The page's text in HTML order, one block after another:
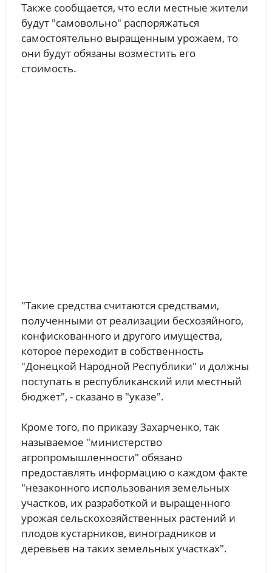
Также сообщается, что если местные жители
будут "самовольно" распоряжаться
самостоятельно выращенным урожаем, то
они будут обязаны возместить его
стоимость.
"Такие средства считаются средствами,
полученными от реализации бесхозяйного,
конфискованного и другого имущества,
которое переходит в собственность
"Донецкой Народной Республики" и должны
поступать в республиканский или местный
бюджет", - сказано в "указе".
Кроме того, по приказу Захарченко, так
называемое "министерство
агропромышленности" обязано
предоставлять информацию о каждом факте
"незаконного использования земельных
участков, их разработкой и выращенного
урожая сельскохозяйственных растений и
плодов кустарников, виноградников и
деревьев на таких земельных участках".